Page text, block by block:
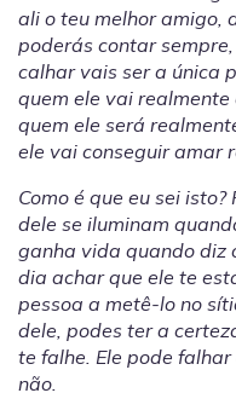
ali o teu melhor amigo,
poderás contar
calhar vais ser a única
quem ele vai realmente
quem ele será
ele vai conseguir amar
Como é que eu sei
dele se iluminam
ganha vida quando diz
dia achar que ele te
pessoa a metê-lo no
dele, podes ter a
te falhe. Ele pode
não.